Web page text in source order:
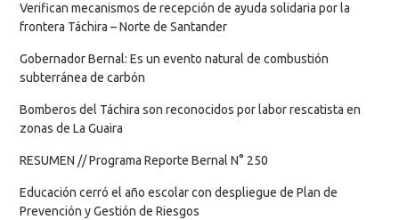
Verifican mecanismos de recepción de ayuda solidaria por la
frontera Táchira – Norte de Santander
Gobernador Bernal: Es un evento natural de combustión
subterránea de carbón
Bomberos del Táchira son reconocidos por labor rescatista en
zonas de La Guaira
RESUMEN // Programa Reporte Bernal N° 250
Educación cerró el año escolar con despliegue de Plan de
Prevención y Gestión de Riesgos